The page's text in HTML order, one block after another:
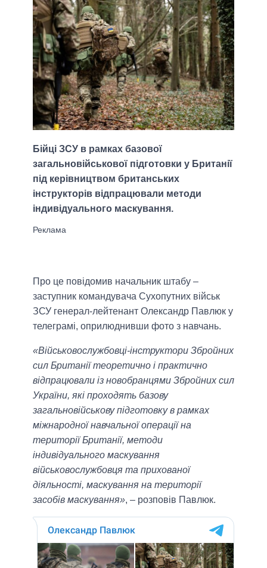
Бійці ЗСУ в рамках базової
загальновійськової підготовки у Британії
під керівництвом британських
інструкторів відпрацювали методи
індивідуального маскування.
Про це повідомив начальник штабу –
заступник командувача Сухопутних військ
ЗСУ генерал-лейтенант Олександр Павлюк у
телеграмі, оприлюднивши фото з навчань.
«Військовослужбовці-інструктори Збройних
сил Британії теоретично і практично
відпрацювали із новобранцями Збройних сил
України, які проходять базову
загальновійськову підготовку в рамках
міжнародної навчальної операції на
території Британії, методи
індивідуального маскування
військовослужбовця та прихованої
діяльності, маскування на території
засобів маскування», – розповів Павлюк.